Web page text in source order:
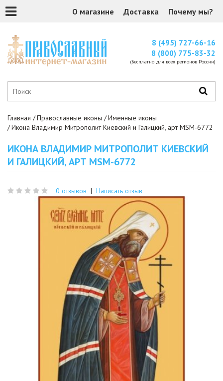
О магазине Доставка Почему мы?
8 (495) 727-66-16
8 (800) 775-83-32
(Бесплатно для всех регионов России)
Главная Православные иконы
Именные иконы
Икона Владимир Митрополит Киевский и Галицкий, арт MSM-6772
ИКОНА ВЛАДИМИР МИТРОПОЛИТ КИЕВСКИЙ
И ГАЛИЦКИЙ, АРТ MSM-6772
0 отзывов | Написать отзыв